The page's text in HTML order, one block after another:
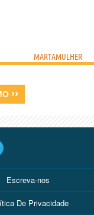
MARTAMULHER
››
Escreva-nos
De Privacidade